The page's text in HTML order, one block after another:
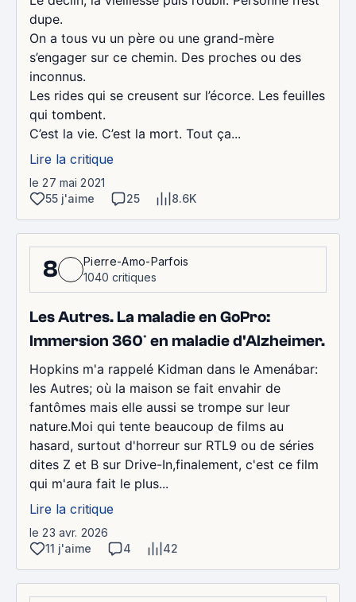
dupe.
On a tous vu un père ou une grand-mère
s’engager sur ce chemin. Des proches ou des
inconnus.
Les rides qui se creusent sur l’écorce. Les feuilles
qui tombent.
C’est la vie. C’est la mort. Tout ça...
Lire la critique
le 27 mai 2021
55 j'aime
25 8.6K
8
Pierre-Amo-Parfois
1040 critiques
Les Autres. La maladie en GoPro:
Immersion 360° en maladie d'Alzheimer.
Hopkins m'a rappelé Kidman dans le Amenábar:
les Autres; où la maison se fait envahir de
fantômes mais elle aussi se trompe sur leur
nature.Moi qui tente beaucoup de films au
hasard, surtout d'horreur sur RTL9 ou de séries
dites Z et B sur Drive-In,finalement, c'est ce film
qui m'aura fait le plus...
Lire la critique
le 23 avr. 2026
11 j'aime
4 42